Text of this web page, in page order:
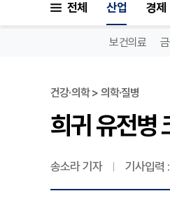
전체 산업 경제
보건의료
건강·의학 > 의학·질병
희귀 유전병
송소라 기자 기사입력 :